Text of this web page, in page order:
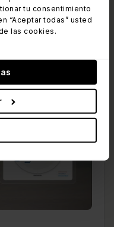
tu consentimiento
“Aceptar todas” usted
las cookies. en el